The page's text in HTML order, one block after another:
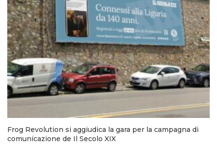
Frog Revolution si aggiudica la gara per la campagna di
comunicazione de Il Secolo XIX